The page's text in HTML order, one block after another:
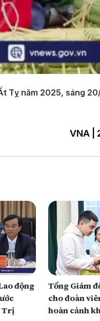
Tỵ năm 2025, sáng
VNA |
động
Trị
Tổng Giám
cho đoàn
hoàn cảnh